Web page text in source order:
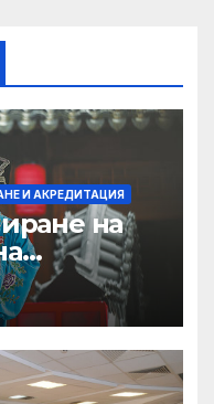
И АКРЕДИТАЦИЯ
на
за
на